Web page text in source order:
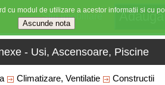
Stiri imobiliare
- Usi, Ascensoare, Piscine
Climatizare, Ventilatie Constructii
cu modul de utilizare a acestor informatii si cu